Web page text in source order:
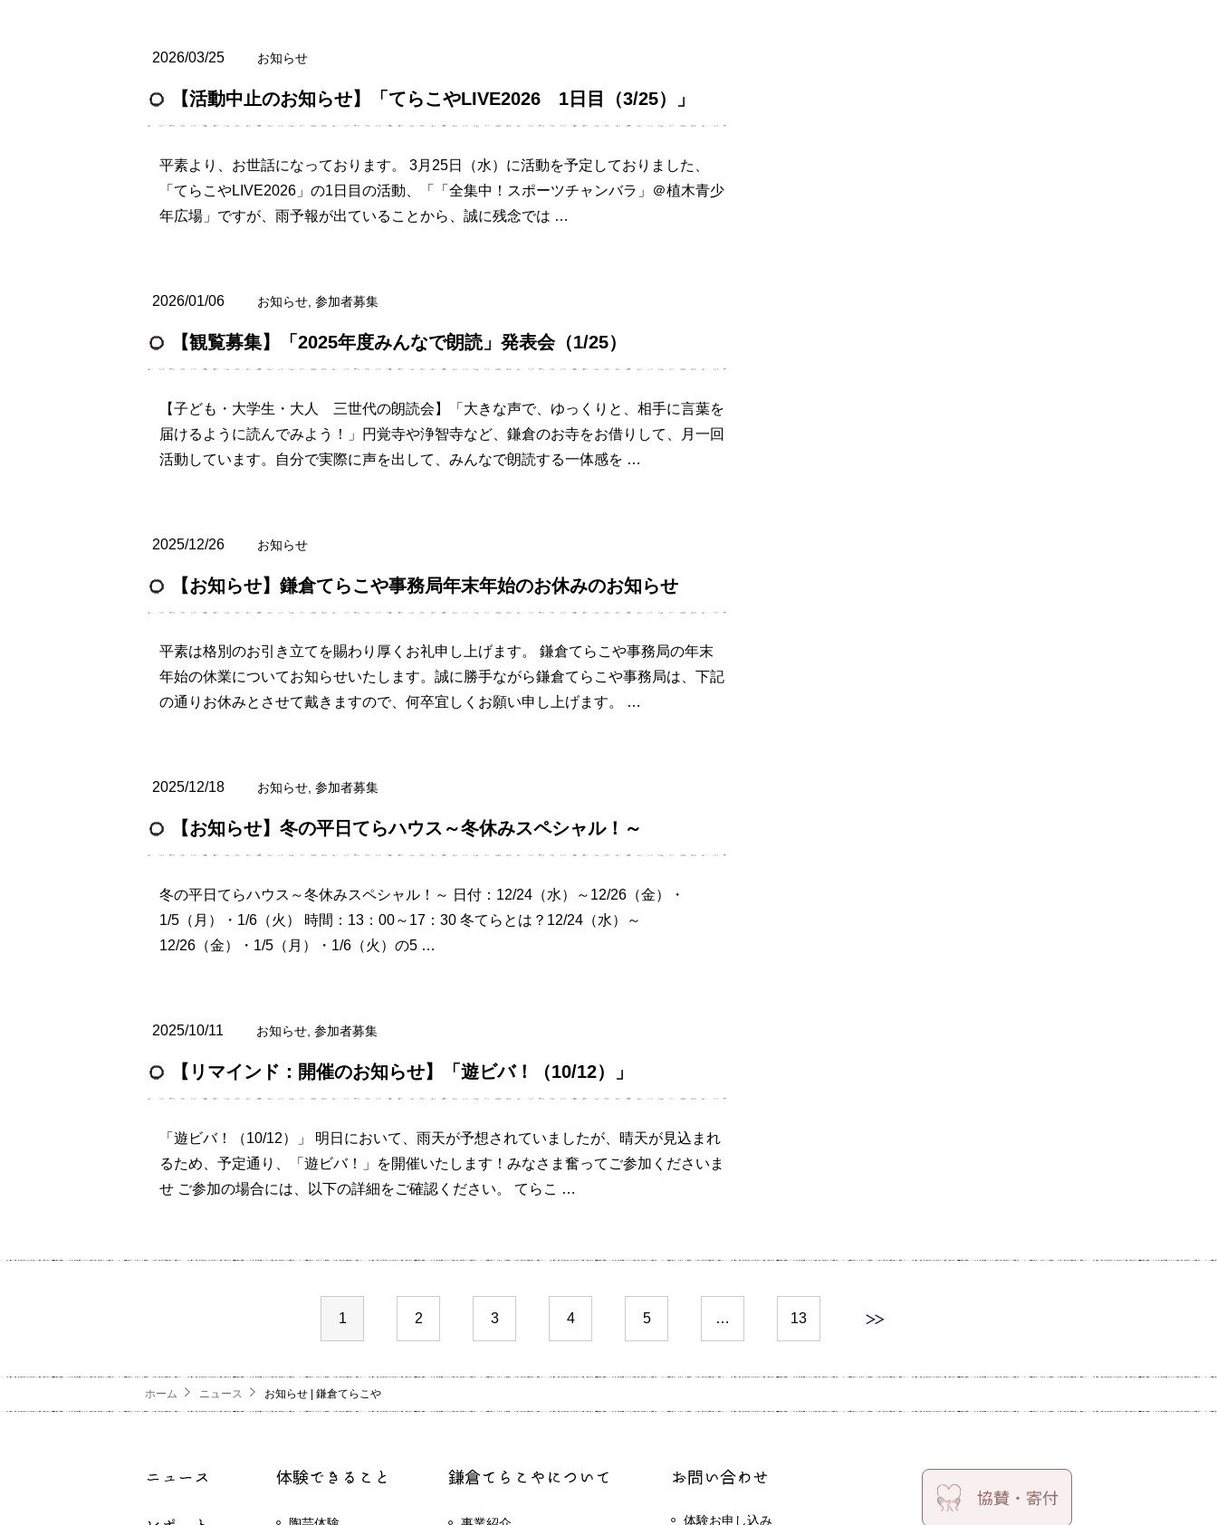
2026/03/25 お知らせ
【活動中止のお知らせ】「てらこやLIVE2026 1日目（3/25）」
平素より、お世話になっております。 3月25日（水）に活動を予定しておりました、
「てらこやLIVE2026」の1日目の活動、「「全集中！スポーツチャンバラ」＠植木青少
年広場」ですが、雨予報が出ていることから、誠に残念では …
2026/01/06 お知らせ 参加者募集
【観覧募集】「2025年度みんなで朗読」発表会（1/25）
【子ども・大学生・大人 三世代の朗読会】「大きな声で、ゆっくりと、相手に言葉を
届けるように読んでみよう！」円覚寺や浄智寺など、鎌倉のお寺をお借りして、月一回
活動しています。自分で実際に声を出して、みんなで朗読する一体感を …
2025/12/26 お知らせ
【お知らせ】鎌倉てらこや事務局年末年始のお休みのお知らせ
平素は格別のお引き立てを賜わり厚くお礼申し上げます。 鎌倉てらこや事務局の年末
年始の休業についてお知らせいたします。誠に勝手ながら鎌倉てらこや事務局は、下記
の通りお休みとさせて戴きますので、何卒宜しくお願い申し上げます。 …
2025/12/18 お知らせ, 参加者募集
【お知らせ】冬の平日てらハウス～冬休みスペシャル！～
冬の平日てらハウス～冬休みスペシャル！～ 日付：12/24（水）～12/26（金）・
1/5（月）・1/6（火） 時間：13：00～17：30 冬てらとは？12/24（水）～
12/26（金）・1/5（月）・1/6（火）の5 …
2025/10/11 お知らせ 参加者募集
【リマインド：開催のお知らせ】「遊ビバ！（10/12）」
「遊ビバ！（10/12）」 明日において、雨天が予想されていましたが、晴天が見込まれ
るため、予定通り、「遊ビバ！」を開催いたします！みなさま奮ってご参加くださいま
せ ご参加の場合には、以下の詳細をご確認ください。 てらこ …
1 2 3 4 5 … 13
ホーム ニュース お知らせ | 鎌倉てらこや
体験お申し込み